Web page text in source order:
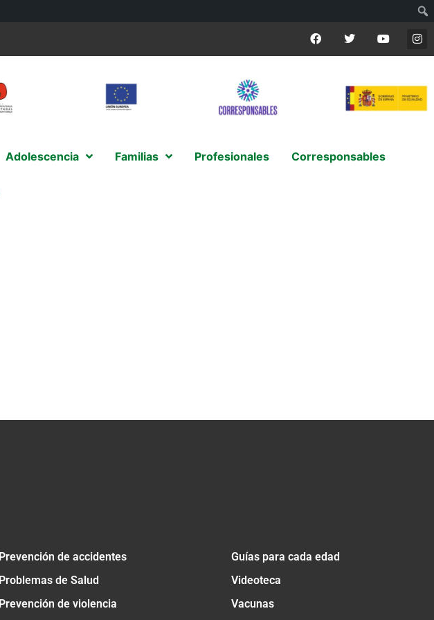
Adolescencia Familias Profesionales Corresponsables
Prevención de accidentes
Problemas de Salud
Prevención de violencia
Guías para cada edad
Videoteca
Vacunas